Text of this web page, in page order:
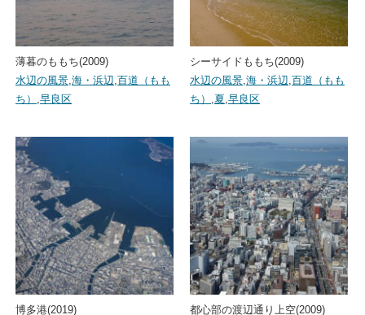
薄暮のももち(2009)
水辺の風景,海・浜辺,百道（もも
ち） ,早良区
シーサイドももち(2009)
水辺の風景,海・浜辺,百道（もも
ち） ,夏,早良区
博多港(2019) 都心部の渡辺通り上空(2009)